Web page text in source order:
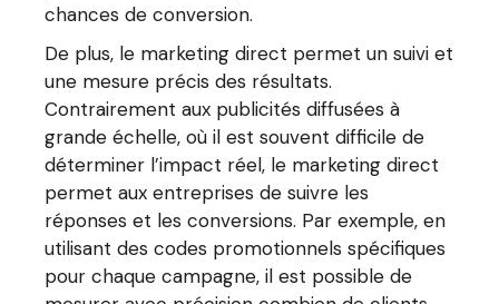
chances de conversion.
De plus, le marketing direct permet un suivi et
une mesure précis des résultats.
Contrairement aux publicités diffusées à
grande échelle, où il est souvent difficile de
déterminer l’impact réel, le marketing direct
permet aux entreprises de suivre les
réponses et les conversions. Par exemple, en
utilisant des codes promotionnels spécifiques
pour chaque campagne, il est possible de